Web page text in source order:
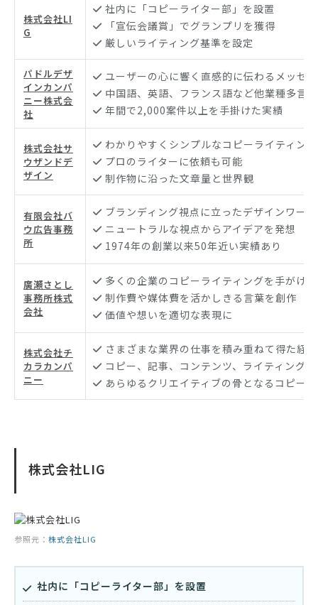
株式会社LI
G
社内に「コピーライター部」を設置
「宣伝会議賞」でグランプリを獲得
厳しいライティング基準を設定
パドルデザ
インカンパ
ニー株式会
社
ユーザーの心に響く直感的に伝わるメッセ
中国語、英語、フランス語など他業種多言
年間で2,000案件以上を手掛けた実績
株式会社サ
ウザンドデ
ザイン
わかりやすくシンプルなコピーライティング
プロのライターに依頼も可能
制作物に沿った文章量と世界観
有限会社バ
ウ広告事務
所
ブランディング視点に立ったデザインワーク
ニュートラルな視点からアイデアを発想
1974年の創業以来50年近い実績あり
廣瀬さとし
事務所株式
会社
多くの企業のコピーライティングを手がけ
制作費や媒体費を活かしきる言葉を創作
価値や想いを適切な表現に
株式会社チ
カラカンパ
ニー
さまざまな業界の仕事を積み重ねて得た経験
コピー、記事、コンテンツ、ライティング
あらゆるクリエイティブの骨となるコピー
株式会社LIG
参照元： 株式会社LIG
社内に「コピーライター部」を設置